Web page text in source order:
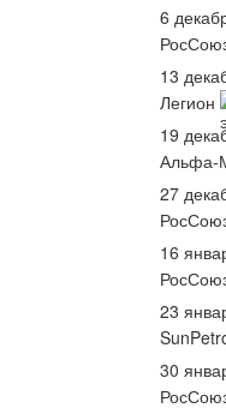
6
13
Легион
19
Альфа-
27
16
23
30